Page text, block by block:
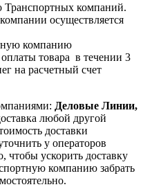
Транспортных компаний.
осуществляется
компанию
товара в течении 3
на расчетный счет
Деловые Линии,
любой другой
доставки
у операторов
чтобы ускорить доставку
компанию забрать